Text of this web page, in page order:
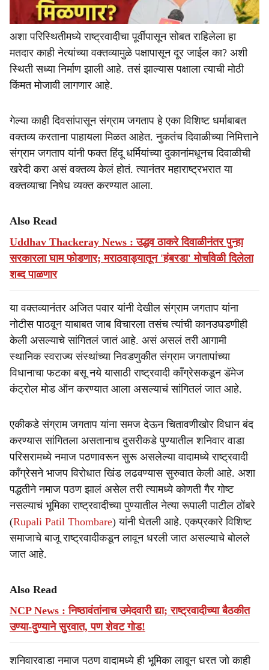
अशा परिस्थितीमध्ये राष्ट्रवादीचा पूर्वीपासून सोबत राहिलेला हा
मतदार काही नेत्यांच्या वक्तव्यामुळे पक्षापासून दूर जाईल का? अशी
स्थिती सध्या निर्माण झाली आहे. तसं झाल्यास पक्षाला त्याची मोठी
किंमत मोजावी लागणार आहे.
गेल्या काही दिवसांपासून संग्राम जगताप हे एका विशिष्ट धर्माबाबत
वक्तव्य करताना पाहायला मिळत आहेत. नुकतंच दिवाळीच्या निमित्ताने
संग्राम जगताप यांनी फक्त हिंदू धर्मियांच्या दुकानांमधूनच दिवाळीची
खरेदी करा असं वक्तव्य केलं होतं. त्यानंतर महाराष्ट्रभरात या
वक्तव्याचा निषेध व्यक्त करण्यात आला.
Also Read
Uddhav Thackeray News : उद्धव ठाकरे दिवाळीनंतर पुन्हा
सरकारला घाम फोडणार; मराठवाड्यातून 'हंबरडा' मोर्चावेळी दिलेला
शब्द पाळणार
या वक्तव्यानंतर अजित पवार यांनी देखील संग्राम जगताप यांना
नोटीस पाठवून याबाबत जाब विचारला तसंच त्यांची कानउघडणीही
केली असल्याचे सांगितलं जातं आहे. असं असलं तरी आगामी
स्थानिक स्वराज्य संस्थांच्या निवडणुकीत संग्राम जगतापांच्या
विधानाचा फटका बसू नये यासाठी राष्ट्रवादी काँग्रेसकडून डॅमेज
कंट्रोल मोड ऑन करण्यात आला असल्याचं सांगितलं जात आहे.
एकीकडे संग्राम जगताप यांना समज देऊन चितावणीखोर विधान बंद
करण्यास सांगितला असतानाच दुसरीकडे पुण्यातील शनिवार वाडा
परिसरामध्ये नमाज पठणावरून सुरू असलेल्या वादामध्ये राष्ट्रवादी
काँग्रेसने भाजप विरोधात खिंड लढवण्यास सुरुवात केली आहे. अशा
पद्धतीने नमाज पठण झालं असेल तरी त्यामध्ये कोणती गैर गोष्ट
नसल्याचं भूमिका राष्ट्रवादीच्या पुण्यातील नेत्या रूपाली पाटील ठोंबरे
(Rupali Patil Thombare) यांनी घेतली आहे. एकप्रकारे विशिष्ट
समाजाचे बाजू राष्ट्रवादीकडून लावून धरली जात असल्याचे बोलले
जात आहे.
Also Read
NCP News : निष्ठावंतांनाच उमेदवारी द्या; राष्ट्रवादीच्या बैठकीत
उण्या-दुण्याने सुरवात, पण शेवट गोड!
शनिवारवाडा नमाज पठण वादामध्ये ही भूमिका लावून धरत जो काही